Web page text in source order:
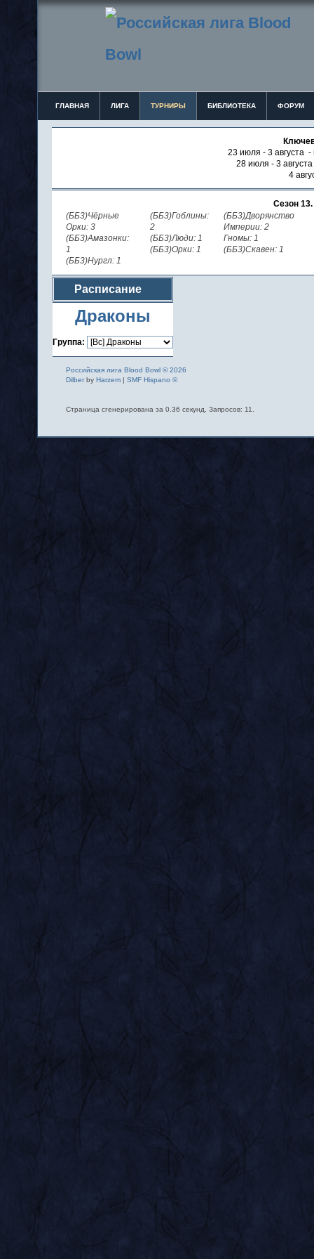
ГЛАВНАЯ ЛИГА ТУРНИРЫ БИБЛИОТЕКА ФОРУМ
23 июля - 3 августа -
28 июля - 3
4
Сезон 13.
(ББ3)Чёрные
Орки: 3
(ББ3)Амазонки:
1
(ББ3)Нургл: 1
(ББ3)Гоблины:
2
(ББ3)Люди: 1
(ББ3)Орки: 1
(ББ3)Дворянство
Империи: 2
Гномы: 1
(ББ3)Скавен: 1
Расписание
Драконы
Группа:
Российская лига Blood Bowl © 2026
Dilberby Harzem| SMF Hispano ©
Страница сгенерирована за 0.36 секунд. Запросов: 11.